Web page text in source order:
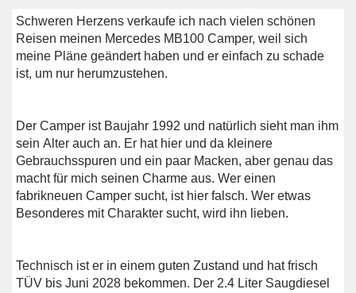
Schweren Herzens verkaufe ich nach vielen schönen
Reisen meinen Mercedes MB100 Camper, weil sich
meine Pläne geändert haben und er einfach zu schade
ist, um nur herumzustehen.
Der Camper ist Baujahr 1992 und natürlich sieht man ihm
sein Alter auch an. Er hat hier und da kleinere
Gebrauchsspuren und ein paar Macken, aber genau das
macht für mich seinen Charme aus. Wer einen
fabrikneuen Camper sucht, ist hier falsch. Wer etwas
Besonderes mit Charakter sucht, wird ihn lieben.
Technisch ist er in einem guten Zustand und hat frisch
TÜV bis Juni 2028 bekommen. Der 2.4 Liter Saugdiesel